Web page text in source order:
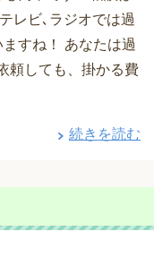
レビ､ラジオでは過
すね！ あなたは過
頼しても、掛かる費
続きを読む